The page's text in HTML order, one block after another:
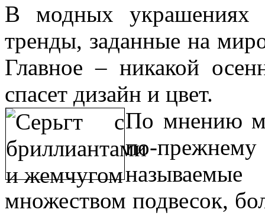
В модных украшениях
тренды, заданные на
Главное – никакой
спасет дизайн и цвет.
По мнению
по-
множеством подвесок,